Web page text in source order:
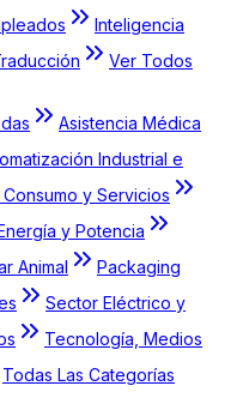
Inteligencia
Ver Todos
Asistencia Médica
Industrial e
y Servicios
y Potencia
Animal
Packaging
Sector Eléctrico y
Tecnología, Medios
Todas Las Categorías